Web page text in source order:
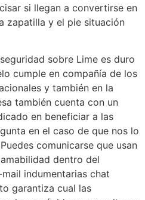
si llegan a convertirse en
zapatilla y el pie situación
sobre Lime es duro
cumple en compañía de los
y también en la
también cuenta con un
en beneficiar a las
en el caso de que nos lo
comunicarse que usan
dentro del
indumentarias chat
garantiza cual las